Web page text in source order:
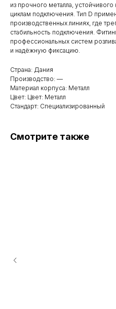
из прочного металла,
циклам подключения. Тип D
производственных линиях, где
стабильность подключения.
профессиональных систем
и надёжную фиксацию.
Страна: Дания
Производство: —
Материал корпуса: Металл
Цвет: Цвет: Металл
Стандарт: Специализированный
Смотрите также